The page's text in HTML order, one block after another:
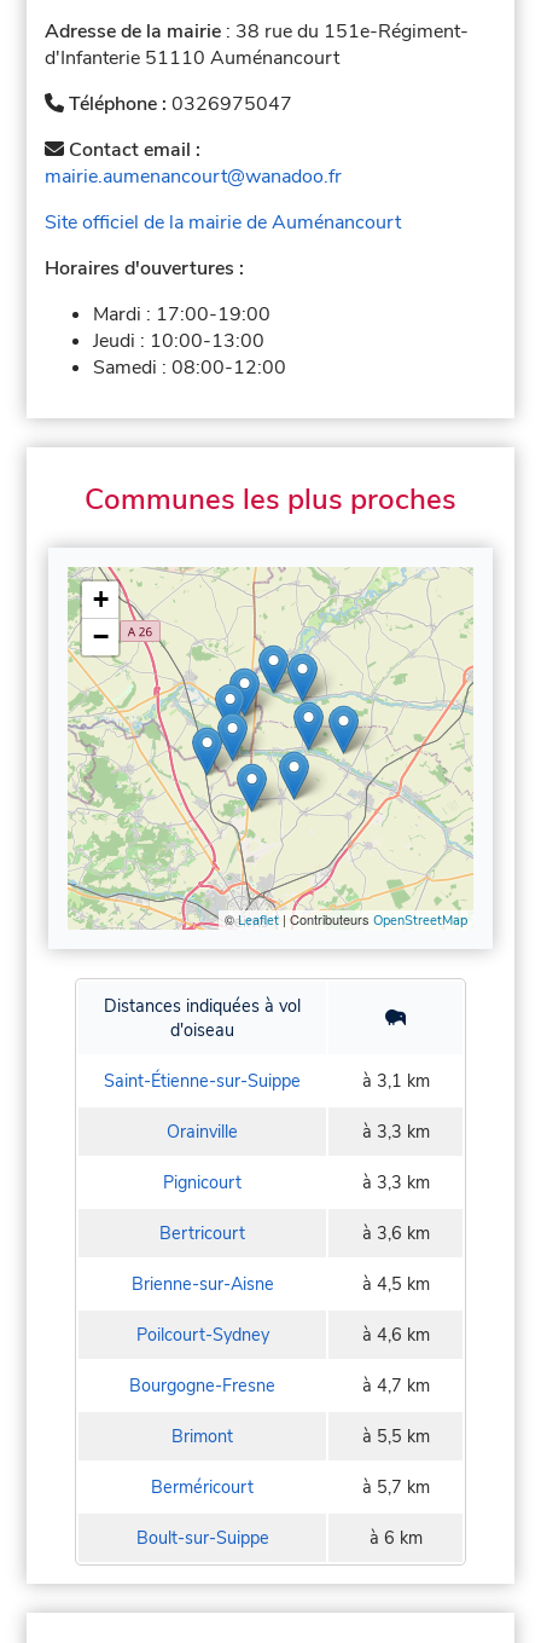
Adresse de la mairie : 38 rue du 151e-Régiment-
d'Infanterie 51110 Auménancourt
Téléphone :0326975047
Contact email :
mairie.aumenancourt@wanadoo.fr
Site officiel de la mairie de Auménancourt
Horaires d'ouvertures :
Mardi : 17:00-19:00
Jeudi : 10:00-13:00
Samedi :08:00-12:00
Communes les plus proches
+
−
©Leaflet| Contributeurs OpenStreetMap
Distances indiquées à vol
d'oiseau
Saint-Étienne-sur-Suippe à 3,1 km
Orainville à 3,3 km
Pignicourt à 3,3 km
Bertricourt à 3,6 km
Brienne-sur-Aisne à 4,5 km
Poilcourt-Sydney à 4,6 km
Bourgogne-Fresne à 4,7 km
Brimont à 5,5 km
Berméricourt à 5,7 km
Boult-sur-Suippe à 6 km